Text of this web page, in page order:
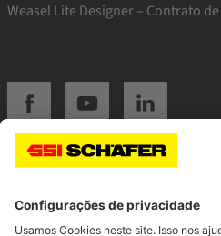
Weasel Lite Designer – Contrato
SSI facebookSSI youtube
SSI